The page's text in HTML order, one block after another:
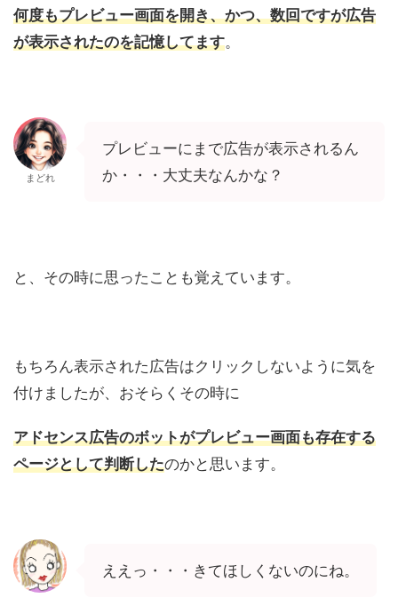
何度もプレビュー画面を開き、かつ、数回ですが広告
が表示されたのを記憶してます。
まどれ
プレビューにまで広告が表示されるん
か・・・大丈夫なんかな？
と、その時に思ったことも覚えています。
もちろん表示された広告はクリックしないように気を
付けましたが、おそらくその時に
アドセンス広告のボットがプレビュー画面も存在する
ページとして判断したのかと思います。
ええっ・・・きてほしくないのにね。